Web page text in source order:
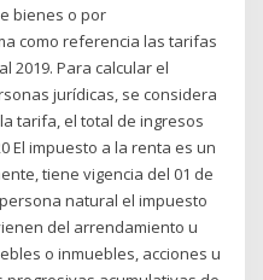
bienes o por
como referencia las tarifas
2019. Para calcular el
jurídicas, se considera
tarifa, el total de ingresos
El impuesto a la renta es un
tiene vigencia del 01 de
natural el impuesto
del arrendamiento u
o inmuebles, acciones u